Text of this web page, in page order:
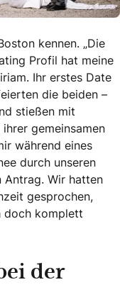
kennen. „Die
Profil hat meine
Ihr erstes Date
die beiden –
stießen mit
gemeinsamen
während eines
durch unseren
Antrag. Wir hatten
gesprochen,
doch komplett
der